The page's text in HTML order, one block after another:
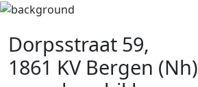
Dorpsstraat 59,
1861 KV Bergen (Nh)